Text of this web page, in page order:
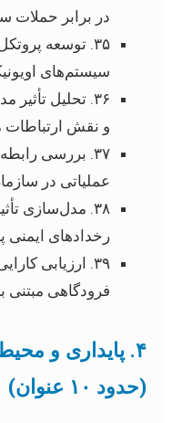
در برابر حملات
۳۵. توسعه
سیستم‌های
۳۶. تحلیل
و نقش ارتباطات
۳۷. بررسی
عملیاتی در
۳۸. مدل‌سازی
رخدادهای ایمنی
۳۹. ارزیابی
فرودگاهی
۴. پایداری و
(حدود ۱۰ عنوان)